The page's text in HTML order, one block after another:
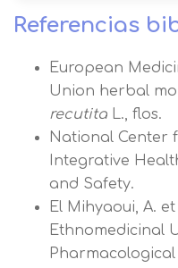
Referencias
European
Union herbal
recutita L., flos.
National Center
Integrative
and Safety.
El Mihyaoui, A.
Ethnomedicinal
Pharmacological